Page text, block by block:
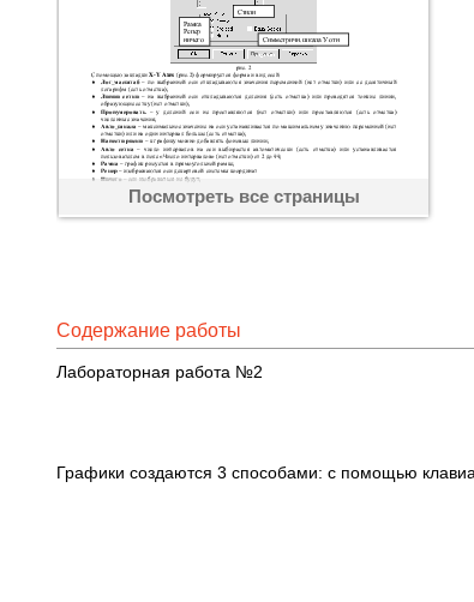
Посмотреть все страницы
Содержание работы
Лабораторная работа №2
Графики создаются 3 способами: с помощью